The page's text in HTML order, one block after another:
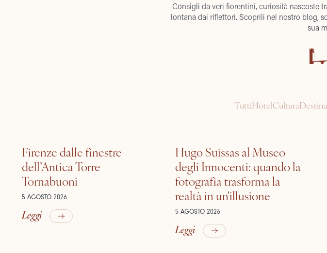
Consigli da veri fiorentini, curiosità nascoste
lontana dai riflettori. Scoprili nel nostro blog,
sua
TuttiHotelCultura
Firenze dalle finestre
dell’Antica Torre
Tornabuoni
5 AGOSTO 2026
Leggi
Hugo Suissas al Museo
degli Innocenti: quando la
fotografia trasforma la
realtà in un'illusione
5 AGOSTO 2026
Leggi